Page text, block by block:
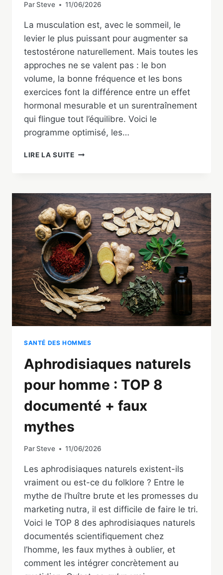
Par Steve 11/06/2026
La musculation est, avec le sommeil, le
levier le plus puissant pour augmenter sa
testostérone naturellement. Mais toutes les
approches ne se valent pas : le bon
volume, la bonne fréquence et les bons
exercices font la différence entre un effet
hormonal mesurable et un surentraînement
qui flingue tout l’équilibre. Voici le
programme optimisé, les…
LIRE LA SUITEMUSCULATION
TESTOSTÉRONE
:
5
EXERCICES
CLÉS
+
PROGRAMME
SANTÉ DES HOMMES
Aphrodisiaques naturels
pour homme : TOP 8
documenté + faux
mythes
Par Steve 11/06/2026
Les aphrodisiaques naturels existent-ils
vraiment ou est-ce du folklore ? Entre le
mythe de l’huître brute et les promesses du
marketing nutra, il est difficile de faire le tri.
Voici le TOP 8 des aphrodisiaques naturels
documentés scientifiquement chez
l’homme, les faux mythes à oublier, et
comment les intégrer concrètement au